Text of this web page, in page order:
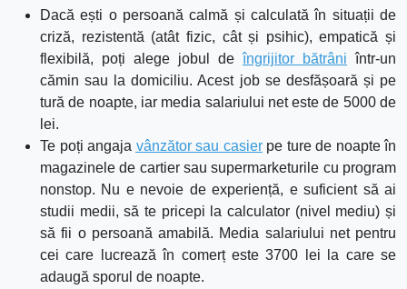
Dacă ești o persoană calmă și calculată în situații de
criză, rezistentă (atât fizic, cât și psihic), empatică și
flexibilă, poți alege jobul deîngrijitor bătrâni într-un
cămin sau la domiciliu. Acest job se desfășoară și pe
tură de noapte, iar media salariului net este de 5000 de
lei.
Te poți angaja vânzător sau casierpe ture de noapte în
magazinele de cartier sau supermarketurile cu program
nonstop. Nu e nevoie de experiență, e suficient să ai
studii medii, să te pricepi la calculator (nivel mediu) și
să fii o persoană amabilă. Media salariului net pentru
cei care lucrează în comerț este 3700 lei la care se
adaugă sporul de noapte.